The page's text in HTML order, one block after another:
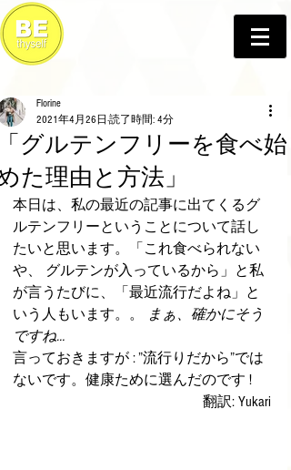
グルテンフリーを食べ始
た理由と方法」
Florine
2021年4月26日 読了時間: 4分
本日は、私の最近の記事に出てくるグ
ルテンフリーということについて話し
たいと思います。「これ食べられない
や、 グルテンが入っているから」と私
が言うたびに、「最近流行だよね」と
いう人もいます。。
まぁ、確かにそう
ですね…
言っておきますが : ”流行りだから”では
ないです。健康ために選んだのです !
翻訳: Yukari